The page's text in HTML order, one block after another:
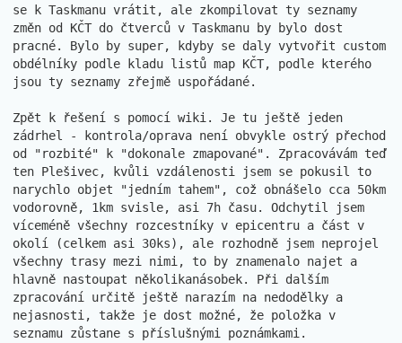
se k Taskmanu vrátit, ale zkompilovat ty seznamy
změn od KČT do čtverců v Taskmanu by bylo dost
pracné. Bylo by super, kdyby se daly vytvořit custom
obdélníky podle kladu listů map KČT, podle kterého
jsou ty seznamy zřejmě uspořádané.
Zpět k řešení s pomocí wiki. Je tu ještě jeden
zádrhel - kontrola/oprava není obvykle ostrý přechod
od "rozbité" k "dokonale zmapované". Zpracovávám teď
ten Plešivec, kvůli vzdálenosti jsem se pokusil to
narychlo objet "jedním tahem", což obnášelo cca 50km
vodorovně, 1km svisle, asi 7h času. Odchytil jsem
víceméně všechny rozcestníky v epicentru a část v
okolí (celkem asi 30ks), ale rozhodně jsem neprojel
všechny trasy mezi nimi, to by znamenalo najet a
hlavně nastoupat několikanásobek. Při dalším
zpracování určitě ještě narazím na nedodělky a
nejasnosti, takže je dost možné, že položka v
seznamu zůstane s příslušnými poznámkami.